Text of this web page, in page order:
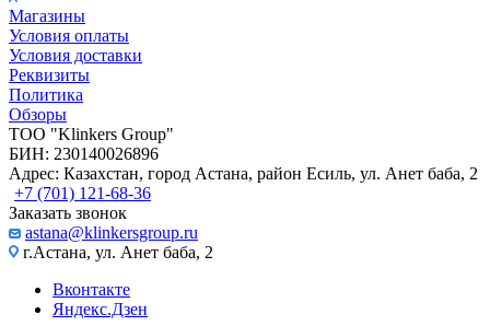
Магазины
Условия оплаты
Условия доставки
Реквизиты
Политика
Обзоры
TOO "Klinkers Group"
БИН: 230140026896
Адрес: Казахстан, город Астана, район Есиль, ул. Анет баба, 2
+7 (701) 121-68-36
Заказать звонок
astana@klinkersgroup.ru
г.Астана, ул. Анет баба, 2
Вконтакте
Яндекс.Дзен